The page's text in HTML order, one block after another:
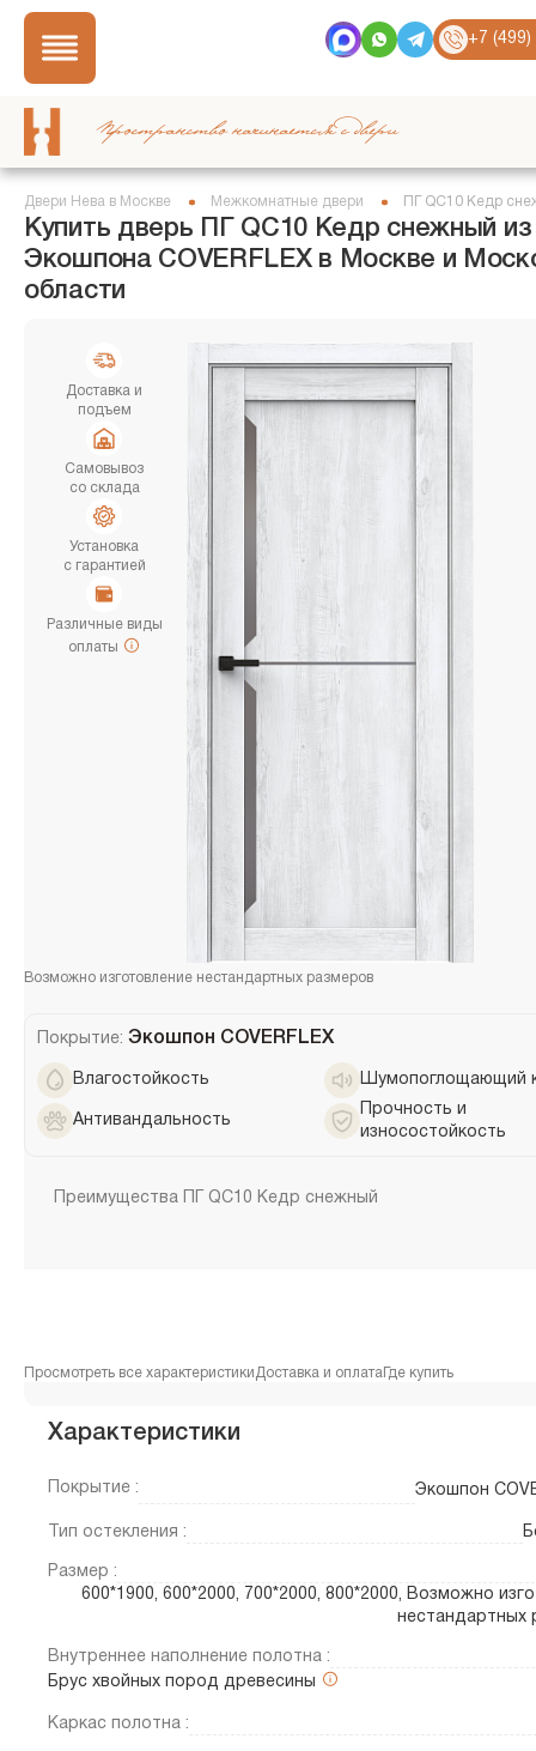
+7
Пространство начинается с двери
Двери Нева в Москве Межкомнатные двери ПГ QC10 Кедр
Купить дверь ПГ QC10 Кедр снежный из
Экошпона COVERFLEX в Москве и
области
Доставка и
подъем
Самовывоз
со склада
Установка
с гарантией
Различные виды
оплаты
Возможно изготовление нестандартных размеров
Покрытие: Экошпон COVERFLEX
Влагостойкость Шумопоглощающий
Антивандальность
Прочность и
износостойкость
Преимущества ПГ QC10 Кедр снежный
Просмотреть все характеристики Доставка и оплата Где купить
Характеристики
Покрытие : Экошпон
Тип остекления :
Размер :
600*1900, 600*2000, 700*2000, 800*2000, Возможно
нестандартных
Внутреннее наполнение полотна :
Брус хвойных пород древесины
Каркас полотна :